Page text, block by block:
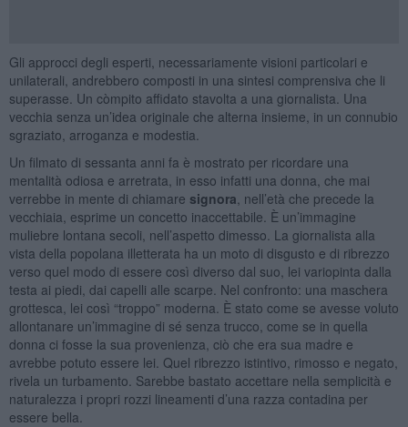
Gli approcci degli esperti, necessariamente visioni particolari e
unilaterali, andrebbero composti in una sintesi comprensiva che li
superasse. Un còmpito affidato stavolta a una giornalista. Una
vecchia senza un’idea originale che alterna insieme, in un connubio
sgraziato, arroganza e modestia.
Un filmato di sessanta anni fa è mostrato per ricordare una
mentalità odiosa e arretrata, in esso infatti una donna, che mai
verrebbe in mente di chiamare signora , nell’età che precede la
vecchiaia, esprime un concetto inaccettabile. È un’immagine
muliebre lontana secoli, nell’aspetto dimesso. La giornalista alla
vista della popolana illetterata ha un moto di disgusto e di ribrezzo
verso quel modo di essere così diverso dal suo, lei variopinta dalla
testa ai piedi, dai capelli alle scarpe. Nel confronto: una maschera
grottesca, lei così “troppo” moderna. È stato come se avesse voluto
allontanare un’immagine di sé senza trucco, come se in quella
donna ci fosse la sua provenienza, ciò che era sua madre e
avrebbe potuto essere lei. Quel ribrezzo istintivo, rimosso e negato,
rivela un turbamento. Sarebbe bastato accettare nella semplicità e
naturalezza i propri rozzi lineamenti d’una razza contadina per
essere bella.